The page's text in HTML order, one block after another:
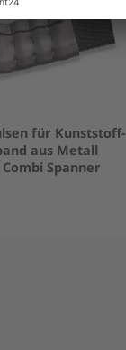
für Kunststoff-
aus Metall
Spanner